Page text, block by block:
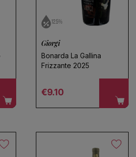
12.5%
Giorgi
Bonarda La Gallina
Frizzante 2025
Regular price
€9.10